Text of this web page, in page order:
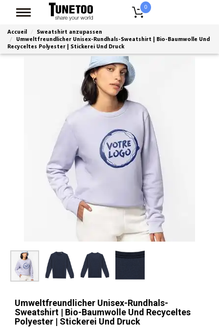
0
Accueil
Sweatshirt anzupassen
Umweltfreundlicher Unisex-Rundhals-Sweatshirt | Bio-Baumwolle Und
Recyceltes Polyester | Stickerei Und Druck
Umweltfreundlicher Unisex-Rundhals-
Sweatshirt | Bio-Baumwolle Und Recyceltes
Polyester | Stickerei Und Druck